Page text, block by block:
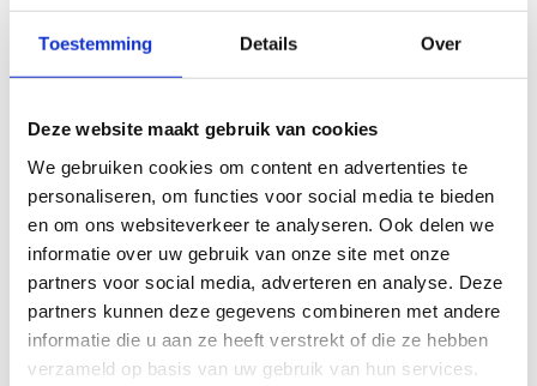
Toestemming Details Over
Deze website maakt gebruik van cookies
We gebruiken cookies om content en advertenties te
personaliseren, om functies voor social media te bieden
en om ons websiteverkeer te analyseren. Ook delen we
informatie over uw gebruik van onze site met onze
partners voor social media, adverteren en analyse. Deze
partners kunnen deze gegevens combineren met andere
informatie die u aan ze heeft verstrekt of die ze hebben
verzameld op basis van uw gebruik van hun services.
subsidies aanvragen.
Door de verbeterde kwaliteit van teksten en structuur
hebben organisatieshogere slagingskansenbij
overtuigende argumenten en zorgt voor een
professionele presentatie die indruk maakt op
beoordelaars. De consistente kwaliteit versterkt je
reputatie bij subsidieverstrekkers.
Voor organisaties met beperkte resources is Copilot
bijzonder waardevol, omdat het de expertise van een
professionele tekstschrijver toegankelijk maakt. Kleine
verenigingen en stichtingen kunnen nu
subsidieverzoeken van dezelfde kwaliteit produceren als